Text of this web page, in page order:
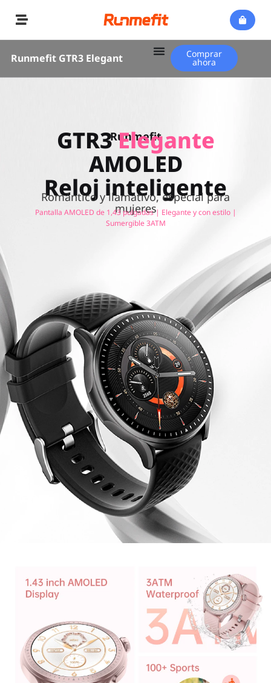
Runmefit GTR3 Elegant Comprar
ahora
Runmefit
GTR3Elegante
AMOLED
Reloj inteligente
Romántico y llamativo, especial para
mujeres
Pantalla AMOLED de 1,43 pulgadas | Elegante y con estilo |
Sumergible 3ATM